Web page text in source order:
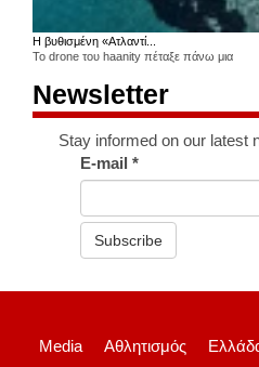
Η βυθισμένη «Ατλαντί...
Το drone του haanity πέταξε πάνω μια
Newsletter
Stay informed on our latest
E-mail*
Subscribe
Media Αθλητισμός